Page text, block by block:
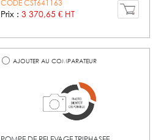
CODE CST641163
Prix : 3 370,65 € HT
AJOUTER AU COMPARATEUR